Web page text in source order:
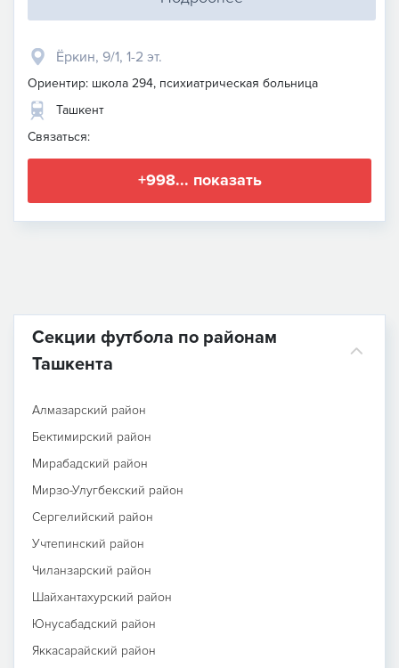
​Ёркин, 9/1​, 1-2 эт.
Ориентир: школа 294, психиатрическая больница
Ташкент
Связаться:
+998... показать
Секции футбола по районам
Ташкента
Алмазарский район
Бектимирский район
Мирабадский район
Мирзо-Улугбекский район
Сергелийский район
Учтепинский район
Чиланзарский район
Шайхантахурский район
Юнусабадский район
Яккасарайский район